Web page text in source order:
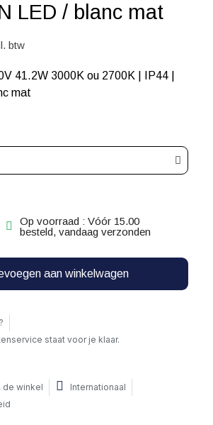
LED / blanc mat
btw
41.2W 3000K ou 2700K | IP44 |
mat
Op voorraad : Vóór 15.00
besteld, vandaag verzonden
aan winkelwagen
staat voor je klaar.
de winkel
Internationaal